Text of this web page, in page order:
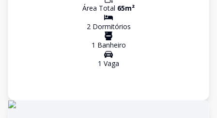
Área Total 65m²
2Dormitórios
1 Banheiro
1 Vaga